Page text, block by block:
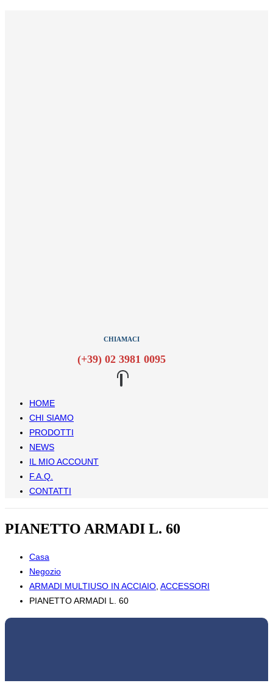
CHIAMACI
(+39) 02 3981 0095
HOME
CHI SIAMO
PRODOTTI
NEWS
IL MIO ACCOUNT
F.A.Q.
CONTATTI
PIANETTO ARMADI L. 60
Casa
Negozio
ARMADI MULTIUSO IN ACCIAIO ACCESSORI
PIANETTO ARMADI L. 60